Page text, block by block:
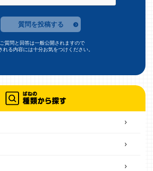
質問を投稿する
質問と回答は一般公開されますので
れる内容には十分お気をつけください。